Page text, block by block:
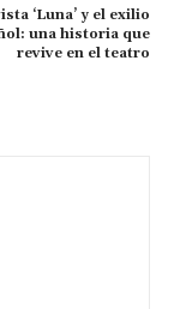
‘Luna’ y el exilio
una historia que
revive en el teatro